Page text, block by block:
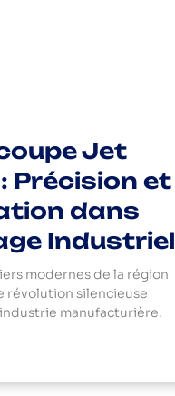
Jet
: Précision et
dans
Industriel
modernes de la région
révolution silencieuse
manufacturière.